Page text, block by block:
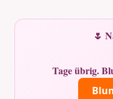
🌷
Tage übrig.